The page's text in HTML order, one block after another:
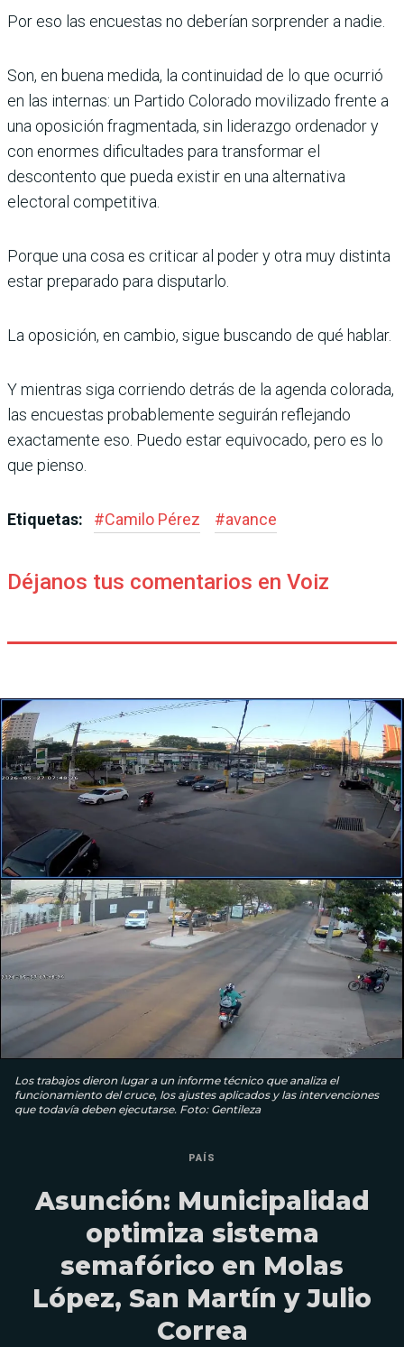
Por eso las encuestas no deberían sorprender a nadie.
Son, en buena medida, la continuidad de lo que ocurrió
en las internas: un Partido Colorado movilizado frente a
una oposición fragmentada, sin liderazgo ordenador y
con enormes dificultades para transformar el
descontento que pueda existir en una alternativa
electoral competitiva.
Porque una cosa es criticar al poder y otra muy distinta
estar preparado para disputarlo.
La oposición, en cambio, sigue buscando de qué hablar.
Y mientras siga corriendo detrás de la agenda colorada,
las encuestas probablemente seguirán reflejando
exactamente eso. Puedo estar equivocado, pero es lo
que pienso.
Etiquetas: #Camilo Pérez #avance
Déjanos tus comentarios en Voiz
Los trabajos dieron lugar a un informe técnico que analiza el
funcionamiento del cruce, los ajustes aplicados y las intervenciones
que todavía deben ejecutarse. Foto: Gentileza
PAÍS
Asunción: Municipalidad
optimiza sistema
semafórico en Molas
López, San Martín y Julio
Correa